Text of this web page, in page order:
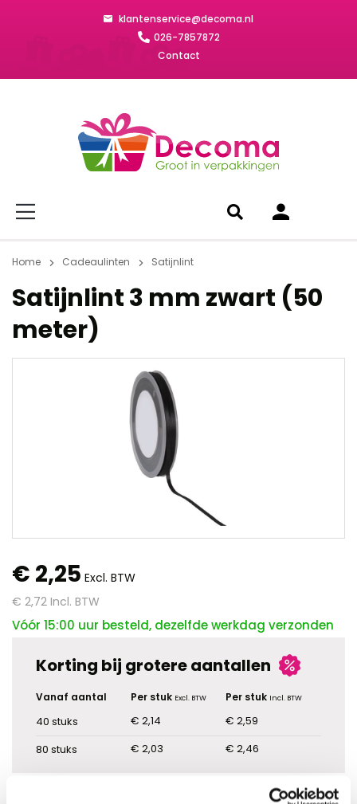
klantenservice@decoma.nl
026-7857872
Contact
Home Cadeaulinten Satijnlint
Satijnlint 3 mm zwart (50
meter)
€ 2,25 Excl. BTW
€ 2,72 Incl. BTW
Vóór 15:00 uur besteld, dezelfde werkdag verzonden
Korting bij grotere aantallen
Vanaf aantal Per stuk Excl. BTW Per stuk Incl. BTW
40 stuks € 2,14
€ 2,59
80 stuks € 2,03 € 2,46